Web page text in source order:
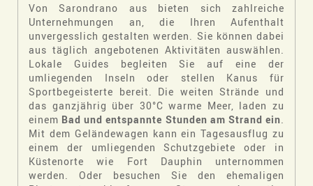
Von Sarondrano aus bieten sich zahlreiche
Unternehmungen an, die Ihren Aufenthalt
unvergesslich gestalten werden. Sie können dabei
aus täglich angebotenen Aktivitäten auswählen.
Lokale Guides begleiten Sie auf eine der
umliegenden Inseln oder stellen Kanus für
Sportbegeisterte bereit. Die weiten Strände und
das ganzjährig über 30°C warme Meer, laden zu
einem Bad und entspannte Stunden am Strand ein
Mit dem Geländewagen kann ein Tagesausflug zu
einem der umliegenden Schutzgebiete oder in
Küstenorte wie Fort Dauphin unternommen
werden. Oder besuchen Sie den ehemaligen